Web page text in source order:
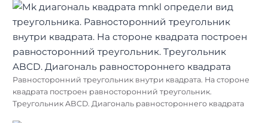
Равносторонний треугольник внутри квадрата. На стороне
квадрата построен равносторонний треугольник.
Треугольник ABCD. Диагональ равностороннего квадрата